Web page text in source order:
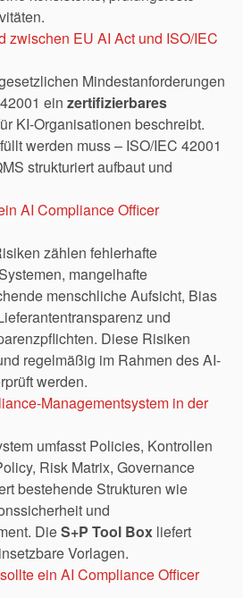
zwischen EU AI Act und ISO/IEC
Mindestanforderungen
ein zertifizierbares
KI-Organisationen beschreibt.
werden muss – ISO/IEC 42001
strukturiert aufbaut und
AI Compliance Officer
zählen fehlerhafte
mangelhafte
menschliche Aufsicht, Bias
und
Diese Risiken
regelmäßig im Rahmen des AI-
werden.
Managementsystem in der
umfasst Policies, Kontrollen
Risk Matrix, Governance
bestehende Strukturen wie
und
DieS+P Tool Box liefert
Vorlagen.
ein AI Compliance Officer